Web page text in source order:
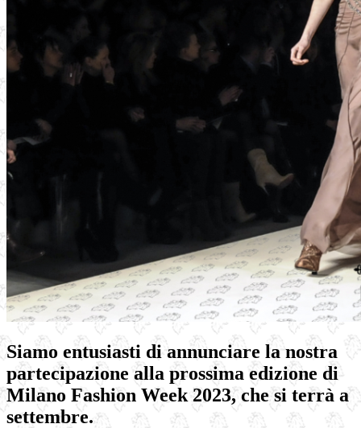
Siamo entusiasti di annunciare la nostra
partecipazione alla prossima edizione di
Milano Fashion Week 2023, che si terrà a
settembre.